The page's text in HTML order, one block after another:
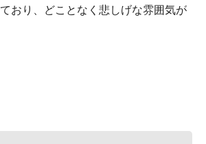
おり、どことなく悲しげな雰囲気が